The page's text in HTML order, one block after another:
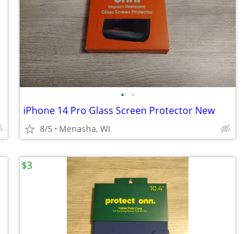
• •
iPhone 14 Pro Glass Screen Protector New
8/5 Menasha, WI
$3